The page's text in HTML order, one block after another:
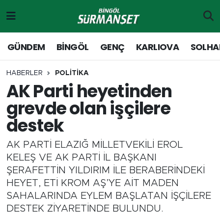
GÜNDEM BİNGÖL GENÇ KARLIOVA
HABERLER POLİTİKA
AK Parti heyetinden
grevde olan işçilere
destek
AK PARTİ ELAZIĞ MİLLETVEKİLİ EROL
KELEŞ VE AK PARTİ İL BAŞKANI
ŞERAFETTİN YILDIRIM İLE BERABERİNDEKİ
HEYET, ETİ KROM AŞ’YE AİT MADEN
SAHALARINDA EYLEM BAŞLATAN İŞÇİLERE
DESTEK ZİYARETİNDE BULUNDU.
Genç
Solhan
Karlıova
Adaklı-Kiğı
Yayladere-Yedisu
MD Prestij Dergisi
Siyaset
Merkez Hava Durumu
Merkez Trafik Yoğunluk Haritası
Süper Lig Puan Durumu ve Fikstür
Tüm Manşetler
Son Dakika Haberleri
Haber Arşivi